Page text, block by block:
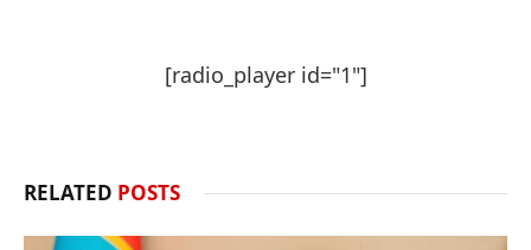
[radio_player id="1"]
RELATED POSTS